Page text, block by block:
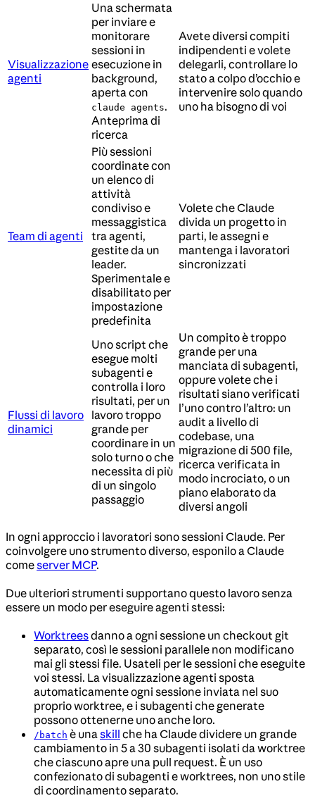
Visualizzazione
agenti
Una schermata
per inviare e
monitorare
sessioni in
esecuzione in
background,
aperta con
claude agents.
Anteprima di
ricerca
Avete diversi compiti
indipendenti e volete
delegarli, controllare lo
stato a colpo d’occhio e
intervenire solo quando
uno ha bisogno di voi
Team di agenti
Più sessioni
coordinate con
un elenco di
attività
condiviso e
messaggistica
tra agenti,
gestite da un
leader.
Sperimentale e
disabilitato per
impostazione
predefinita
Volete che Claude
divida un progetto in
parti, le assegni e
mantenga i lavoratori
sincronizzati
Flussi di lavoro
dinamici
Uno script che
esegue molti
subagenti e
controlla i loro
risultati, per un
lavoro troppo
grande per
coordinare in un
solo turno o che
necessita di più
di un singolo
passaggio
Un compito è troppo
grande per una
manciata di subagenti,
oppure volete che i
risultati siano verificati
l’uno contro l’altro: un
audit a livello di
codebase, una
migrazione di 500 file,
ricerca verificata in
modo incrociato, o un
piano elaborato da
diversi angoli
In ogni approccio i lavoratori sono sessioni Claude. Per
coinvolgere uno strumento diverso, esponilo a Claude
comeserver MCP.
Due ulteriori strumenti supportano questo lavoro senza
essere un modo per eseguire agenti stessi:
Worktreesdanno a ogni sessione un checkout git
separato, così le sessioni parallele non modificano
mai gli stessi file. Usateli per le sessioni che eseguite
voi stessi. La visualizzazione agenti sposta
automaticamente ogni sessione inviata nel suo
proprio worktree, e i subagenti che generate
possono ottenerne uno anche loro.
/batch è unaskill che ha Claude dividere un grande
cambiamento in 5 a 30 subagenti isolati da worktree
che ciascuno apre una pull request. È un uso
confezionato di subagenti e worktrees, non uno stile
di coordinamento separato.